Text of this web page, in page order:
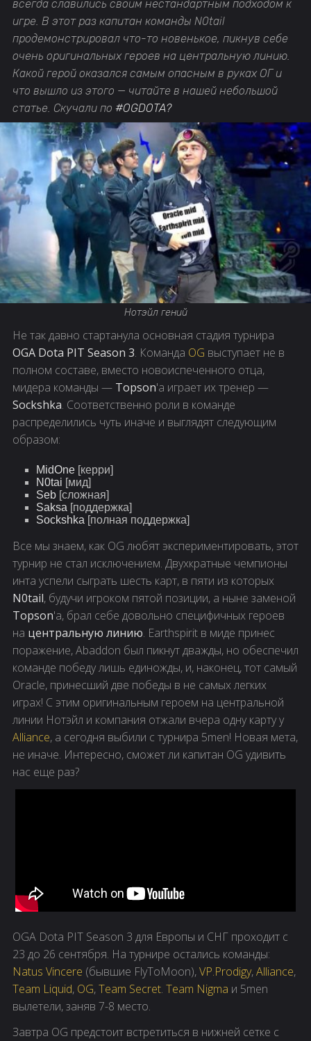
всегда славились своим нестандартным подходом к
игре. В этот раз капитан команды N0tail
продемонстрировал что-то новенькое, пикнув себе
очень оригинальных героев на центральную линию.
Какой герой оказался самым опасным в руках ОГ и
что вышло из этого — читайте в нашей небольшой
статье. Скучали по #OGDOTA?
Нотэйл гений
Не так давно стартанула основная стадия турнира
OGA Dota PIT Season 3. Команда OG выступает не в
полном составе, вместо новоиспеченного отца,
мидера команды — Topson'а играет их тренер —
Sockshka. Соответственно роли в команде
распределились чуть иначе и выглядят следующим
образом:
MidOne [керри]
N0tai [мид]
Seb [сложная]
Saksa [поддержка]
Sockshka [полная поддержка]
Все мы знаем, как OG любят экспериментировать, этот
турнир не стал исключением. Двухкратные чемпионы
инта успели сыграть шесть карт, в пяти из которых
N0tail, будучи игроком пятой позиции, а ныне заменой
Topson'а, брал себе довольно специфичных героев
на центральную линию. Earthspirit в миде принес
поражение, Abaddon был пикнут дважды, но обеспечил
команде победу лишь единожды, и, наконец, тот самый
Oracle, принесший две победы в не самых легких
играх! С этим оригинальным героем на центральной
линии Нотэйл и компания отжали вчера одну карту у
Alliance, а сегодня выбили с турнира 5men! Новая мета,
не иначе. Интересно, сможет ли капитан OG удивить
нас еще раз?
OGA Dota PIT Season 3 для Европы и СНГ проходит c
23 до 26 сентября. На турнире остались команды:
Natus Vincere (бывшие FlyToMoon),VP.Prodigy,Alliance,
Team Liquid, OG,Team Secret. Team Nigma и 5men
вылетели, заняв 7-8 место.
Завтра OG предстоит встретиться в нижней сетке с